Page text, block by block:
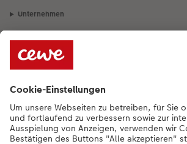
Unternehmen
Sortiment